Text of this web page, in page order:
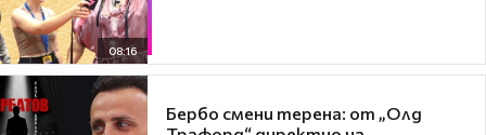
08:16
Бербо смени терена: от „Олд